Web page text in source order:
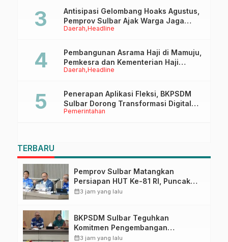
Daerah Headline
Antisipasi Gelombang Hoaks Agustus,
Pemprov Sulbar Ajak Warga Jaga
Ruang Digital
Daerah Headline
Pembangunan Asrama Haji di Mamuju,
Pemkesra dan Kementerian Haji
Sulbar Tinjau Lokasi
Pemerintahan
Penerapan Aplikasi Fleksi, BKPSDM
Sulbar Dorong Transformasi Digital
Sistem Kehadiran ASN
TERBARU
Pemprov Sulbar Matangkan
Persiapan HUT Ke-81 RI, Puncak
Upacara di Lapangan Ahmad
calendar_month3 jam yang lalu
BKPSDM Sulbar Teguhkan
Komitmen Pengembangan
Kompetensi ASN melalui
calendar_month3 jam yang lalu